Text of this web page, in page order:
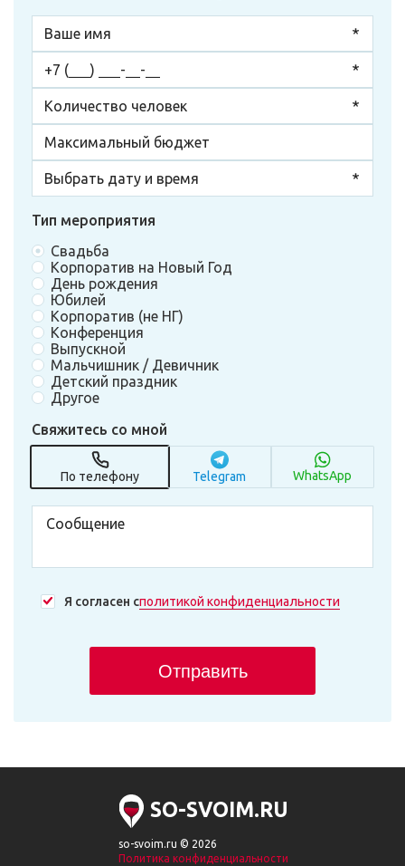
Тип мероприятия
Свадьба
Корпоратив на Новый Год
День рождения
Юбилей
Корпоратив (не НГ)
Конференция
Выпускной
Мальчишник / Девичник
Детский праздник
Другое
Свяжитесь со мной
По телефону Telegram WhatsApp
Я согласен сполитикой конфиденциальности
Отправить
SO-SVOIM.RU
so-svoim.ru © 2026
Политика конфиденциальности